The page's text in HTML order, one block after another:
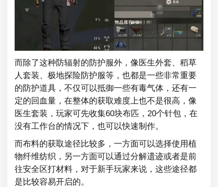
而除了这种防辐射的防护服外，像医生外套、稻草
人套装、极地探险防护服等，也都是一些非常重要
的防护道具，不仅可以抵御一些有毒气体，还有一
定的回血量，在整体的获取难度上也不是很高，像
医生套装，玩家可先收集60块布匹，20个针包，在
没有工作台的情况下，也可以快速制作。
而布料的获取途径比较多，一方面可以选择使用植
物纤维纺织，另一方面可以通过分解遗迹或者是前
往安全区打材料，对于新手玩家来说，这些途径都
是比较容易开启的。